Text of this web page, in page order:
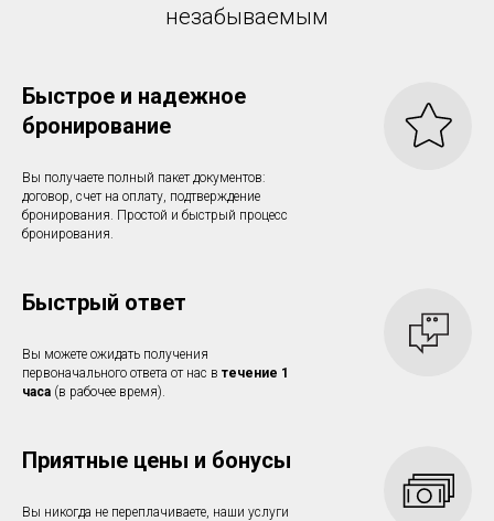
незабываемым
Быстрое и надежное
бронирование
Вы получаете полный пакет документов:
договор, счет на оплату, подтверждение
бронирования. Простой и быстрый процесс
бронирования.
Быстрый ответ
Вы можете ожидать получения
первоначального ответа от нас в течение 1
часа (в рабочее время).
Приятные цены и бонусы
Вы никогда не переплачиваете, наши услуги